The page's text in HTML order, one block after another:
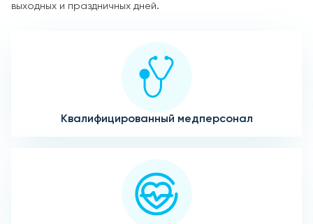
выходных и праздничных дней.
Квалифицированный медперсонал